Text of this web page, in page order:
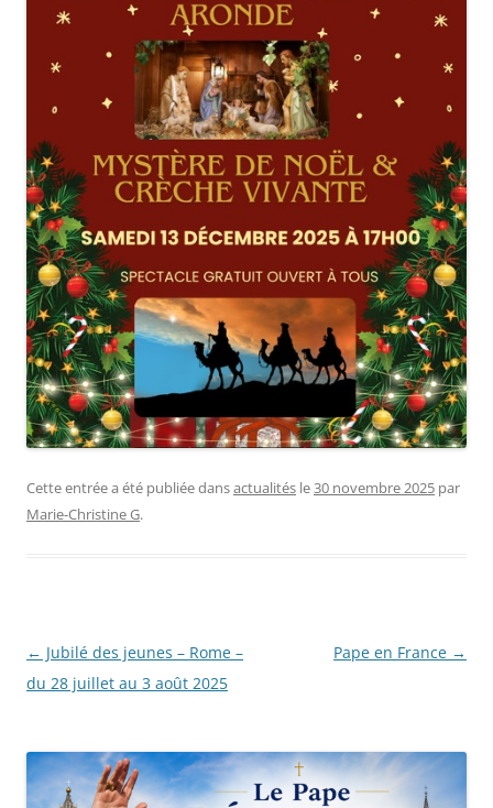
Cette entrée a été publiée dansactualités le30 novembre 2025 par
Marie-Christine G.
Navigation
des
← Jubilé des jeunes – Rome –
du 28 juillet au 3 août 2025
Pape en France →